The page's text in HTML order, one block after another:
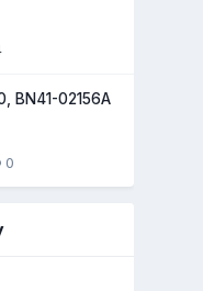
BN41-02156A
0